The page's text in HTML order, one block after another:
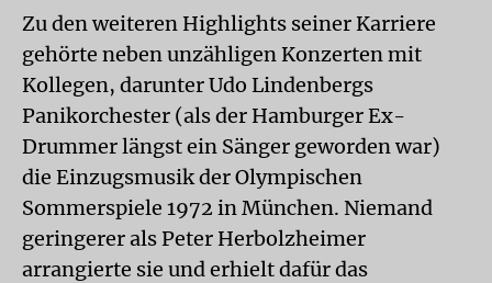
Zu den weiteren Highlights seiner Karriere
gehörte neben unzähligen Konzerten mit
Kollegen, darunter Udo Lindenbergs
Panikorchester (als der Hamburger Ex-
Drummer längst ein Sänger geworden war)
die Einzugsmusik der Olympischen
Sommerspiele 1972 in München. Niemand
geringerer als Peter Herbolzheimer
arrangierte sie und erhielt dafür das